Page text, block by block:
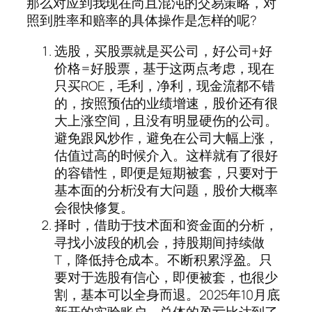
照到胜率和赔率的具体操作是怎样的呢?
选股，买股票就是买公司，好公司+好
价格=好股票，基于这两点考虑，现在
只买ROE，毛利，净利，现金流都不错
的，按照预估的业绩增速，股价还有很
大上涨空间，且没有明显硬伤的公司。
避免跟风炒作，避免在公司大幅上涨，
估值过高的时候介入。这样就有了很好
的容错性，即便是短期被套，只要对于
基本面的分析没有大问题，股价大概率
会很快修复。
择时，借助于技术面和资金面的分析，
寻找小波段的机会，持股期间持续做
T，降低持仓成本。不断积累浮盈。只
要对于选股有信心，即便被套，也很少
割，基本可以全身而退。2025年10月底